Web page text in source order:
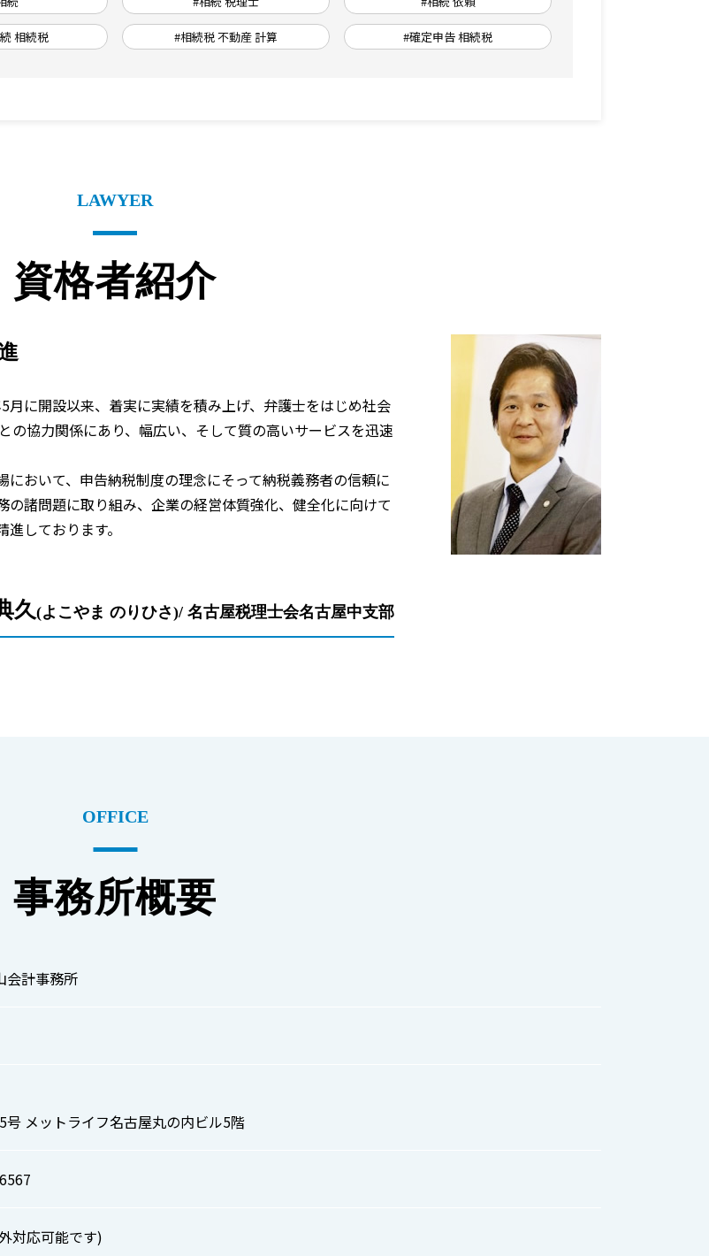
相続税 #相続税 不動産 計算 #確定申告 相続税
LAWYER
資格者紹介
に開設以来、着実に実績を積み上げ、弁護士をはじめ社会
協力関係にあり、幅広い、そして質の高いサービスを迅速
において、申告納税制度の理念にそって納税義務者の信頼に
諸問題に取り組み、企業の経営体質強化、健全化に向けて
しております。
久(よこやま のりひさ)/ 名古屋税理士会名古屋中支部
OFFICE
事務所概要
会計事務所
メットライフ名古屋丸の内ビル5階
対応可能です)